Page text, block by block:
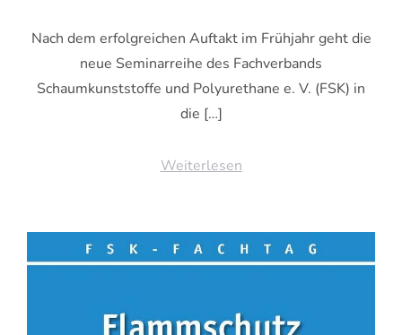
Nach dem erfolgreichen Auftakt im Frühjahr geht die
neue Seminarreihe des Fachverbands
Schaumkunststoffe und Polyurethane e. V. (FSK) in
die […]
Weiterlesen